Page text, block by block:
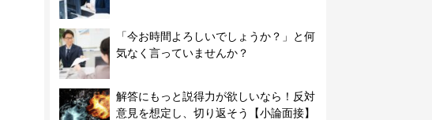
「今お時間よろしいでしょうか？」と何
気なく言っていませんか？
解答にもっと説得力が欲しいなら！反対
意見を想定し、切り返そう【小論面接】